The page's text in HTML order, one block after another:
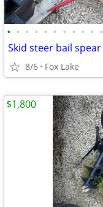
• • • • • • • • • • •
Skid steer bail spear
8/6 Fox Lake
$1,800